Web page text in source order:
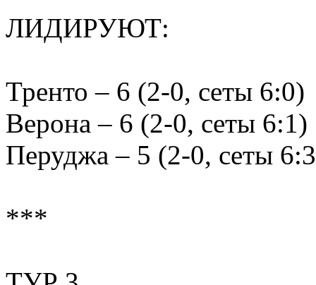
ЛИДИРУЮТ:
Тренто – 6 (2-0, сеты 6:0)
Верона – 6 (2-0, сеты 6:1)
Перуджа – 5 (2-0, сеты
***